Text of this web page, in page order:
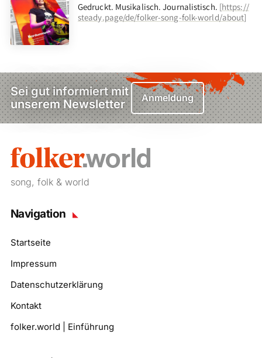
Gedruckt. Musikalisch. Journalistisch. [https://
steady.page/de/folker-song-folk-world/about]
Sei gut informiert mit
unserem Newsletter
Anmeldung
song, folk & world
Navigation
Startseite
Impressum
Datenschutzerklärung
Kontakt
folker.world | Einführung